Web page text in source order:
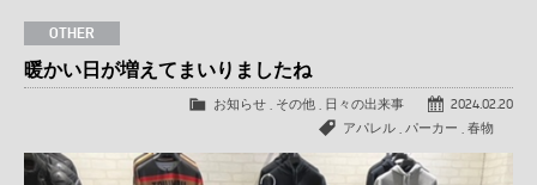
OTHER
暖かい日が増えてまいりましたね
2024.02.20
お知らせ その他
日々の出来事
アパレル
パーカー ,春物